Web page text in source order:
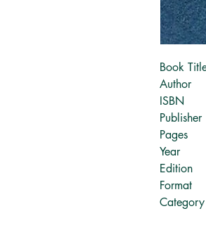
Book
Author
ISBN
Publisher
Pages
Year
Edition
Format
Category